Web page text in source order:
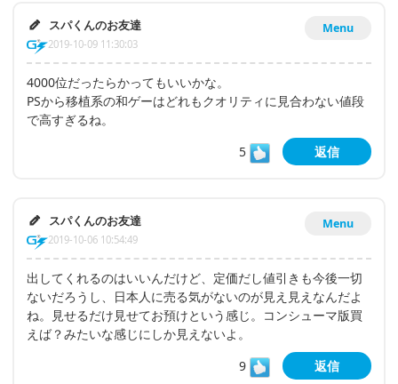
Menu
スパくんのお友達
2019-10-09 11:30:03
4000位だったらかってもいいかな。
PSから移植系の和ゲーはどれもクオリティに見合わない値段
で高すぎるね。
5
返信
Menu
スパくんのお友達
2019-10-06 10:54:49
出してくれるのはいいんだけど、定価だし値引きも今後一切
ないだろうし、日本人に売る気がないのが見え見えなんだよ
ね。見せるだけ見せてお預けという感じ。コンシューマ版買
えば？みたいな感じにしか見えないよ。
9
返信